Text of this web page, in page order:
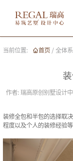
当前位置: 首页 / 全体
作者: 瑞高原创别墅设计
装修全包和半包的选择取
程度以及个人的装修经验等